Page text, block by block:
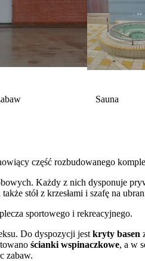
Sauna
część rozbudowanego
Każdy z nich dysponuje
stół z krzesłami i szafę na
sportowego i rekreacyjnego.
Do dyspozycji jest kryty basen
ścianki wspinaczkowe, a w
zabaw.